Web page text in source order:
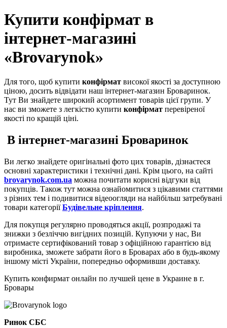
Купити конфірмат в
інтернет-магазині
«Brovarynok»
Для того, щоб купити конфірмат високої якості за доступною
ціною, досить відвідати наш інтернет-магазин Броваринок.
Тут Ви знайдете широкий асортимент товарів цієї групи. У
нас ви зможете з легкістю купити конфірмат перевіреної
якості по кращій ціні.
В інтернет-магазині Броваринок
Ви легко знайдете оригінальні фото цих товарів, дізнаєтеся
основні характеристики і технічні дані. Крім цього, на сайті
brovarynok.com.ua можна почитати корисні відгуки від
покупців. Також тут можна ознайомитися з цікавими статтями
з різних тем і подивитися відеоогляди на найбільш затребувані
товари категоріїБудівельне кріплення.
Для покупця регулярно проводяться акції, розпродажі та
знижки з безліччю вигідних позицій. Купуючи у нас, Ви
отримаєте сертифікований товар з офіційною гарантією від
виробника, зможете забрати його в Броварах або в будь-якому
іншому місті України, попередньо оформивши доставку.
Купить конфирмат онлайн по лучшей цене в Украине в г.
Бровары
Ринок СБС